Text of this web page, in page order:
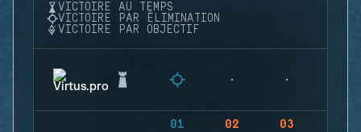
VICTOIRE AU TEMPS
VICTOIRE PAR ÉLIMINATION
VICTOIRE PAR OBJECTIF
01 02 03